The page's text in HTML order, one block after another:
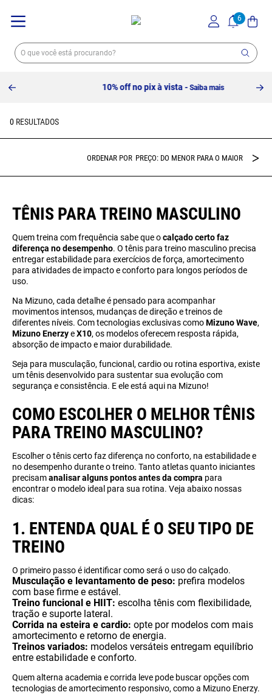
10% off no pix à vista - Saiba mais
0
PREÇO: DO MENOR PARA O MAIOR
TÊNIS PARA TREINO MASCULINO
Quem treina com frequência sabe que ocalçado certo faz
diferença no desempenho. O tênis para treino masculino precisa
entregar estabilidade para exercícios de força, amortecimento
para atividades de impacto e conforto para longos períodos de
uso.
Na Mizuno, cada detalhe é pensado para acompanhar
movimentos intensos, mudanças de direção e treinos de
diferentes níveis. Com tecnologias exclusivas comoMizuno Wave,
Mizuno EnerzyeX10, os modelos oferecem resposta rápida,
absorção de impacto e maior durabilidade.
Seja para musculação, funcional, cardio ou rotina esportiva, existe
um tênis desenvolvido para sustentar sua evolução com
segurança e consistência. E ele está aqui na Mizuno!
COMO ESCOLHER O MELHOR TÊNIS
PARA TREINO MASCULINO?
Escolher o tênis certo faz diferença no conforto, na estabilidade e
no desempenho durante o treino. Tanto atletas quanto iniciantes
precisamanalisar alguns pontos antes da compra para
encontrar o modelo ideal para sua rotina. Veja abaixo nossas
dicas:
1. ENTENDA QUAL É O SEU TIPO DE
TREINO
O primeiro passo é identificar como será o uso do calçado.
Musculação e levantamento de peso: prefira modelos
com base firme e estável.
Treino funcional e HIIT: escolha tênis com flexibilidade,
tração e suporte lateral.
Corrida na esteira e cardio: opte por modelos com mais
amortecimento e retorno de energia.
Treinos variados: modelos versáteis entregam equilíbrio
entre estabilidade e conforto.
Quem alterna academia e corrida leve pode buscar opções com
tecnologias de amortecimento responsivo, como a Mizuno Enerzy.